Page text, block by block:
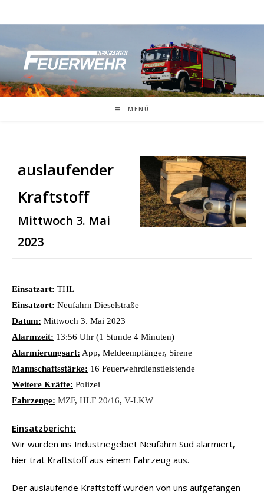
Inhalt
MENÜ
auslaufender
Kraftstoff
Mittwoch 3. Mai
2023
Einsatzart: THL
Einsatzort: Neufahrn Dieselstraße
Datum: Mittwoch 3. Mai 2023
Alarmzeit: 13:56 Uhr (1 Stunde 4 Minuten)
Alarmierungsart: App, Meldeempfänger, Sirene
Mannschaftsstärke: 16 Feuerwehrdienstleistende
Weitere Kräfte: Polizei
Fahrzeuge: MZF, HLF 20/16, V-LKW
Einsatzbericht:
Wir wurden ins Industriegebiet Neufahrn Süd alarmiert,
hier trat Kraftstoff aus einem Fahrzeug aus.
Der auslaufende Kraftstoff wurden von uns aufgefangen